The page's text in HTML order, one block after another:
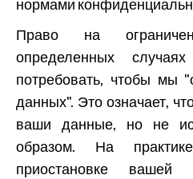
нормами
Право на
определенных
потребовать, чтобы мы
данных". Это означает,
ваши данные, но не
образом. На
приостановке